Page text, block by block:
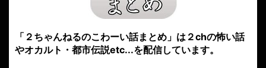
「２ちゃんねるのこわーい話まとめ」は２chの怖い話
やオカルト・都市伝説etc...を配信しています。